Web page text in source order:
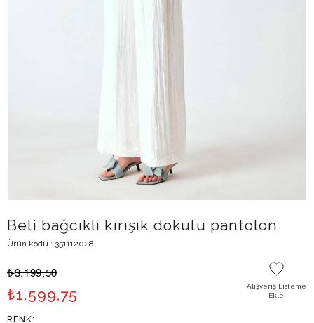
Beli bağcıklı kırışık dokulu pantolon
Ürün kodu : 351112028
₺3.199,50
₺1.599,75
Alışveriş Listeme
Ekle
RENK: